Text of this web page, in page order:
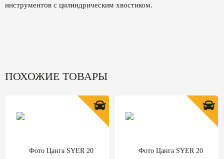
инструментов с цилиндрическим хвостиком.
ПОХОЖИЕ ТОВАРЫ